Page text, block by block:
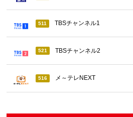
511 TBSチャンネル1
521 TBSチャンネル2
516 メ～テレNEXT